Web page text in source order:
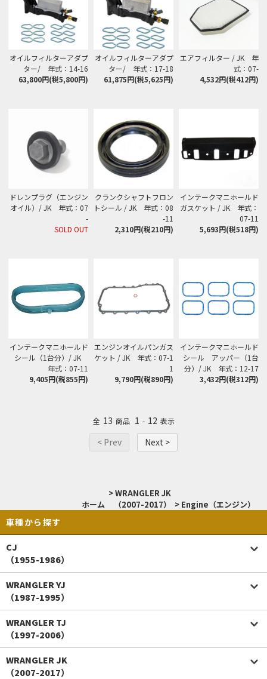
オイルフィルターアダプ
ター/ 年式：14-16
63,800円(税5,800円)
オイルフィルターアダプ
ター/ 年式：17-18
61,875円(税5,625円)
エアフィルター / JK 年
式：07-
4,532円(税412円)
ドレンプラグ（エンジン
オイル）/ JK 年式：07
-
SOLD OUT
クランクシャフトフロン
トシール / JK 年式：08
-11
2,310円(税210円)
インテークマニホールド
ガスケット / JK 年式：
07-11
5,693円(税518円)
インテークマニホールド
シール（1台分）/ JK
年式：07-11
9,405円(税855円)
エンジンオイルパンガス
ケット / JK 年式：07-1
1
9,790円(税890円)
インテークマニホールド
シール アッパー（1台
分）/ JK 年式：12-17
3,432円(税312円)
全 13 商品 1 - 12 表示
< Prev Next >
ホーム
>WRANGLER JK
（2007-2017）
> Engine（エンジン）
車種から探す
CJ
（1955-1986）
WRANGLER YJ
（1987-1995）
WRANGLER TJ
（1997-2006）
WRANGLER JK
（2007-2017）